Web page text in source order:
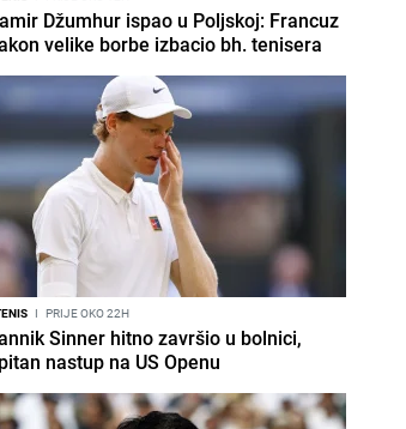
Džumhur ispao u Poljskoj: Francuz
velike borbe izbacio bh. tenisera
I PRIJE OKO 22H
Sinner hitno završio u bolnici,
nastup na US Openu